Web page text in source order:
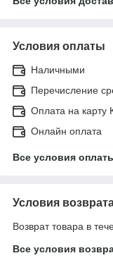
Условия оплаты
Наличными
Перечисление
Оплата на карту
Онлайн оплата
Все условия
Условия
Возврат товара в
Все условия